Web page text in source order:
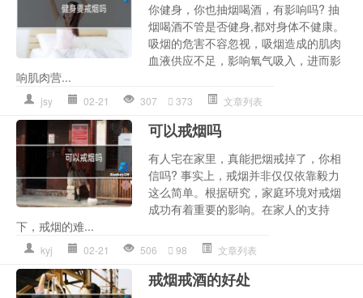
你健身，你也抽烟喝酒，有影响吗? 抽
烟喝酒不管是否健身,都对身体不健康。
吸烟的危害不容忽视，吸烟造成的肌肉
血液供应不足，影响氧气吸入，进而影
响肌肉营...
jsy 02-21 307 373 文章列表
可以戒烟吗
有人宅在家里，真能把烟戒掉了，你相
信吗? 事实上，戒烟并非仅仅依靠毅力
这么简单。根据研究，家庭环境对戒烟
成功有着重要的影响。在家人的支持
下，戒烟的难...
kyj 02-21 506 98 文章列表
戒烟戒酒的好处